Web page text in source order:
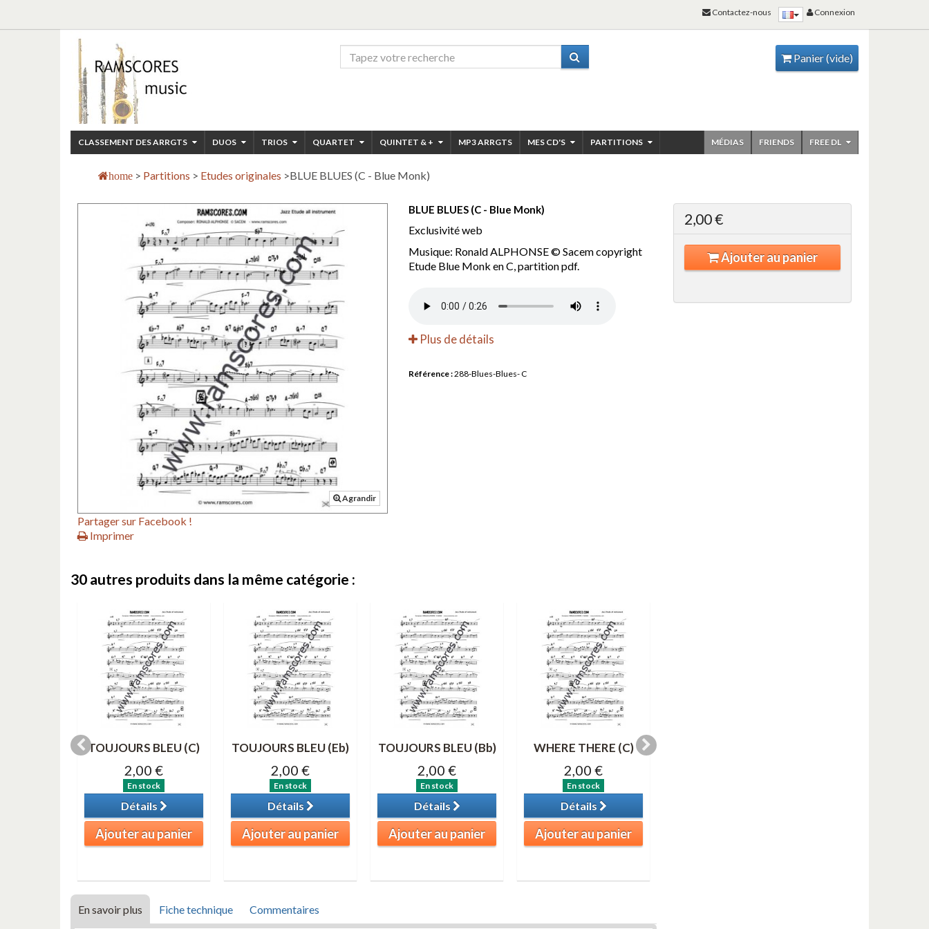
Panier(vide)
CLASSEMENT DES ARRGTS DUOS TRIOS QUARTET QUINTET & + MP3 ARRGTS MES CD'S PARTITIONS FREE DL
FRIENDS
MÉDIAS
home > Partitions > Etudes originales >BLUE BLUES (C - Blue Monk)
Agrandir
Partager sur Facebook !
Imprimer
BLUE BLUES (C - Blue Monk)
Exclusivité web
Musique: Ronald ALPHONSE © Sacem copyright
Etude Blue Monk en C, partition pdf.
Plus de détails
Référence :288-Blues-Blues- C
2,00 €
Ajouter au panier
30 autres produits dans la même catégorie :
TOUJOURS BLEU (C)
2,00 €
En stock
Détails
Ajouter au panier
TOUJOURS BLEU (Eb)
2,00 €
En stock
Détails
Ajouter au panier
TOUJOURS BLEU (Bb)
2,00 €
En stock
Détails
Ajouter au panier
WHERE THERE (C)
2,00 €
En stock
Détails
Ajouter au panier
En savoir plus Fiche technique Commentaires
Connexion
Contactez-nous